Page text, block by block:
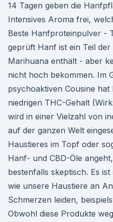
14 Tagen geben die
Intensives Aroma frei,
Beste Hanfproteinpulver -
geprüft Hanf ist ein Teil der
Marihuana enthält - aber
nicht hoch bekommen. Im
psychoaktiven Cousine
niedrigen THC-Gehalt
wird in einer Vielzahl von
auf der ganzen Welt
Haustieres im Topf oder
Hanf- und CBD-Öle
bestenfalls skeptisch. Es
wie unsere Haustiere an
Schmerzen leiden,
Obwohl diese Produkte